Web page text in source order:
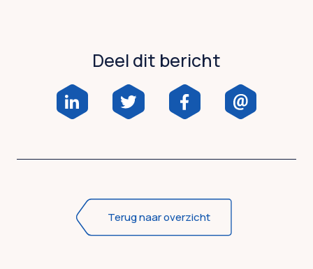
Deel dit bericht
Terug naar overzicht